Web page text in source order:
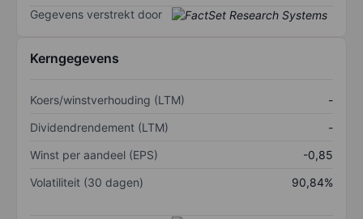
Gegevens verstrekt door
Kerngegevens
Koers/winstverhouding (LTM)
-
Dividendrendement (LTM)
-
Winst per aandeel (EPS)
-0,85
Volatiliteit (30 dagen)
90,84%